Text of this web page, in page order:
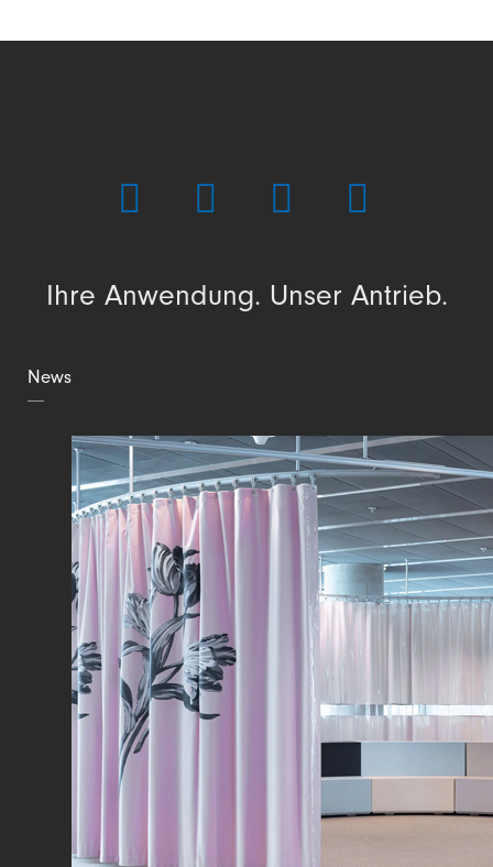
Ihre Anwendung. Unser Antrieb.
News